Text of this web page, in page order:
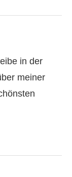
in der
meiner